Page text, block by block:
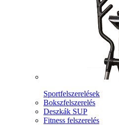
Sportfelszerelések
Bokszfelszerelés
Deszkák SUP
Fitness felszerelés